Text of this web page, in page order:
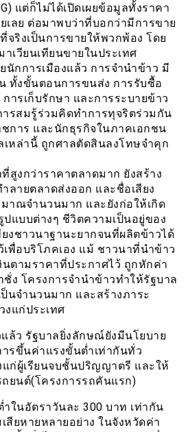
แต่ก็ไม่ได้เปิดเผยข้อมูลทั้งราคา
ลย ต่อมาพบว่าที่บอกว่ามีการขาย
ริงเป็นการขายให้พวกพ้อง โดย
เวียนเทียนขายในประเทศ
นักการเมืองแล้ว การจำนำข้าว มี
ทั้งขั้นตอนการขนส่ง การรับซื้อ
ารเก็บรักษา และการระบายข้าว
รสมรู้ร่วมคิดทำการทุจริตร่วมกัน
การ และนักธุรกิจในภาคเอกชน
เหล่านี้ ถูกศาลตัดสินลงโทษจำคุก
สูงกว่าราคาตลาดมาก ยังสร้าง
ลายตลาดส่งออก และชื่อเสียง
าณจำนวนมาก และยังก่อให้เกิด
แบบต่างๆ ชีวิตความเป็นอยู่ของ
งชาวนาฐานะยากจนที่ผลิตข้าวได้
เพื่อบริโภคเอง แม้ ชาวนาที่นำข้าว
นตามราคาที่ประกาศไว้ ถูกหักค่า
ง โครงการจำนำข้าวทำให้รัฐบาล
นจำนวนมาก และสร้างภาระ
แก่ประเทศ
ล้ว รัฐบาลยิ่งลักษณ์ยังมีนโยบาย
รขึ้นค่าแรงขั้นต่ำเท่ากันทั่ว
แก่ผู้เรียนจบชั้นปริญญาตรี และให้
ยนต์(โครงการรถคันแรก)
ในอัตราวันละ 300 บาท เท่ากัน
สียหายหลายอย่าง ในจังหวัดค่า